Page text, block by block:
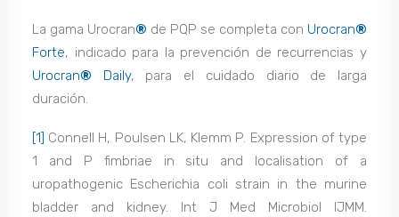
La gama Urocran® de PQP se completa con Urocran®
Forte, indicado para la prevención de recurrencias y
Urocran® Daily, para el cuidado diario de larga
duración.
[1]
Connell H, Poulsen LK, Klemm P. Expression of type
1 and P fimbriae in situ and localisation of a
uropathogenic Escherichia coli strain in the murine
bladder and kidney. Int J Med Microbiol IJMM.